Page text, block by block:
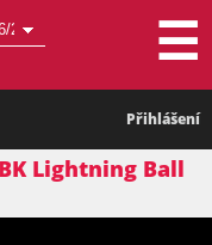
☰
Přihlášení
Lightning Ball